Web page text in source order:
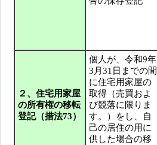
２、住宅用家屋
の所有権の移転
登記（措法73）
個人が、令和9年
3月31日までの間
に住宅用家屋の
取得（売買およ
び競落に限りま
す。）をし、自
己の居住の用に
供した場合の移